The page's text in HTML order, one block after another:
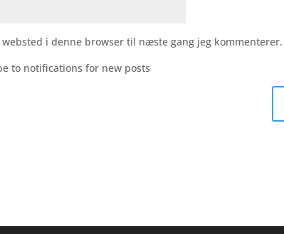
i denne browser til næste gang jeg kommenterer.
to notifications for new posts